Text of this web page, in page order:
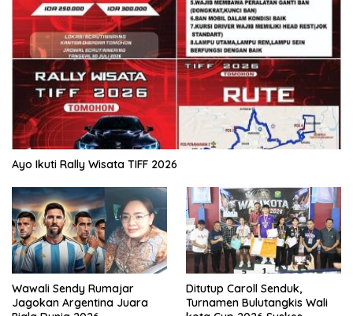
Ayo Ikuti Rally Wisata TIFF 2026
Wawali Sendy Rumajar
Jagokan Argentina Juara
Ditutup Caroll Senduk,
Turnamen Bulutangkis Wali